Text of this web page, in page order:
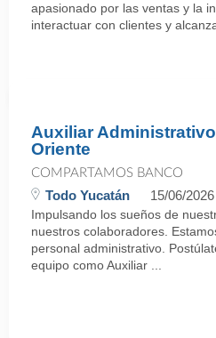
apasionado por las ventas y la
interactuar con clientes y
Auxiliar
Oriente
COMPARTAMOS BANCO
Todo Yucatán 15/06/2026
Impulsando los sueños de
nuestros colaboradores.
personal administrativo.
equipo como Auxiliar ...